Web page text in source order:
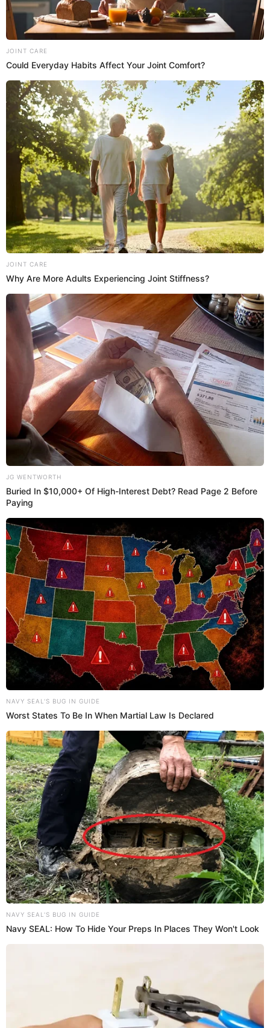
23:36 14/2/2023
En la Villa se calentó el ambiente y
salieron a flote los celos
En la Villa, Leslie cuadró a Ana
por estar con Isaac en
la piscina. Se calentó el ambiente y salieron a flote los
celos de la pareja del joven.Leslie le dijo que no se
meta con sus 'palos'.
23:32 14/2/2023
Lizbeth lo tilda de metiche
Tras las confesiones, Lizbeth Rodríguezle dice que él
es una persona metiche y le dice que está con 'la rata
mayor', refiriéndose a la pareja del joven, Leslie, quien
23:31 14/2/2023
Isaac llama botela rusa a Lizbeth
Rodríguez
Issac y Lizbeth conversan frente a los demás
participantes. El ex de la ex'Badabum halagó a la
reportera y la tildó de 'botella rusa'.
23:27
Lizbeth y su ex Isaac conversan y
explican qué pasa entre ellos
Lizbeth y su ex Isaacconversan y coordinan una cita
para el lunes.
23:03 14/2/2023
Lizbeth Roríguez y sus
compañeros hacen brindis
En la primera escena que sale en 'La venganza de los
ex VIP',se puede apreciar aLizbeth Rodríguezv sus
demás compañeros haciendo un brindis y
conversando sobre sus personalidades. "Porque todo
fluya y nada influya", dijeron.
23:01 14/2/2023
Empezó 'La venganza de los ex
VIP'
Inició el nuevo capítulo deLa venganza de los ex VIP .
20:56 14/2/2023
Usuarios esperan ansiosos el
ansiosos por el estreno del nuevo capítulo del reality.
"No soporto más esto llamado “tener que esperar una
semana para ver un nuevo capítulo de "La Venganza
De Los Ex VIP 2" , fue uno de los comentarios que más